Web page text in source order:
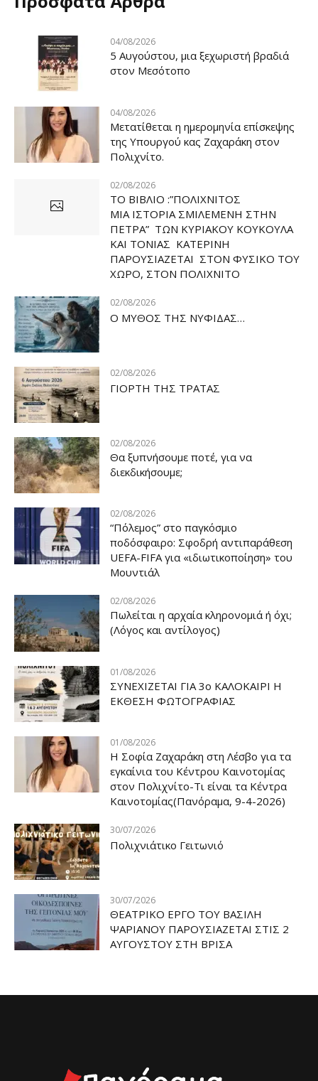
04/08/2026
5 Αυγούστου, μια ξεχωριστή βραδιά
στον Μεσότοπο
04/08/2026
Μετατίθεται η ημερομηνία επίσκεψης
της Υπουργού κας Ζαχαράκη στον
Πολιχνίτο.
02/08/2026
ΤΟ ΒΙΒΛΙΟ :”ΠΟΛΙΧΝΙΤΟΣ
ΜΙΑ ΙΣΤΟΡΙΑ ΣΜΙΛΕΜΕΝΗ ΣΤΗΝ
ΠΕΤΡΑ” ΤΩΝ ΚΥΡΙΑΚΟΥ ΚΟΥΚΟΥΛΑ
ΚΑΙ ΤΟΝΙΑΣ ΚΑΤΕΡΙΝΗ
ΠΑΡΟΥΣΙΑΖΕΤΑΙ ΣΤΟΝ ΦΥΣΙΚΟ ΤOY
ΧΩΡΟ, ΣΤΟΝ ΠΟΛΙΧΝΙΤΟ
02/08/2026
Ο ΜΥΘΟΣ ΤΗΣ ΝΥΦΙΔΑΣ…
02/08/2026
ΓΙΟΡΤΗ ΤΗΣ ΤΡΑΤΑΣ
02/08/2026
Θα ξυπνήσουμε ποτέ, για να
διεκδικήσουμε;
02/08/2026
“Πόλεμος” στο παγκόσμιο
ποδόσφαιρο: Σφοδρή αντιπαράθεση
UEFA-FIFA για «ιδιωτικοποίηση» του
Μουντιάλ
02/08/2026
Πωλείται η αρχαία κληρονομιά ή όχι;
(Λόγος και αντίλογος)
01/08/2026
ΣΥΝΕΧΙΖΕΤΑΙ ΓΙΑ 3ο ΚΑΛΟΚΑΙΡΙ Η
ΕΚΘΕΣΗ ΦΩΤΟΓΡΑΦΙΑΣ
01/08/2026
Η Σοφία Ζαχαράκη στη Λέσβο για τα
εγκαίνια του Κέντρου Καινοτομίας
στον Πολιχνίτο-Τι είναι τα Κέντρα
Καινοτομίας(Πανόραμα, 9-4-2026)
30/07/2026
Πολιχνιάτικο Γειτωνιό
30/07/2026
ΘΕΑΤΡΙΚΟ ΕΡΓΟ ΤΟΥ ΒΑΣΙΛΗ
ΨΑΡΙΑΝΟΥ ΠΑΡΟΥΣΙΑΖΕΤΑΙ ΣΤΙΣ 2
ΑΥΓΟΥΣΤΟΥ ΣΤΗ ΒΡΙΣΑ